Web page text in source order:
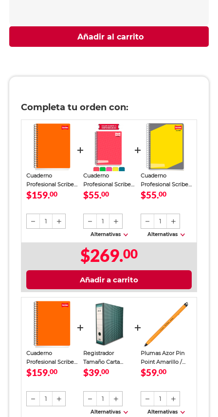
Añadir al carrito
Completa tu orden con:
Cuaderno
Profesional Scribe
Clásico Cuadro
$159.00
1
Cuaderno
Profesional Scribe
Ultra Cuadro Chico
$55.00
1
Alternativas
Cuaderno
Profesional Scribe
Ultra Raya 100
$55.00
1
Alternativas
$269.00
Añadir a carrito
Cuaderno
Profesional Scribe
Clásico Cuadro
$159.00
1
Registrador
Tamaño Carta
Office Depot
$39.00
1
Alternativas
Plumas Azor Pin
Point Amarillo /
Punto fino / Tinta
$59.00
1
Alternativas